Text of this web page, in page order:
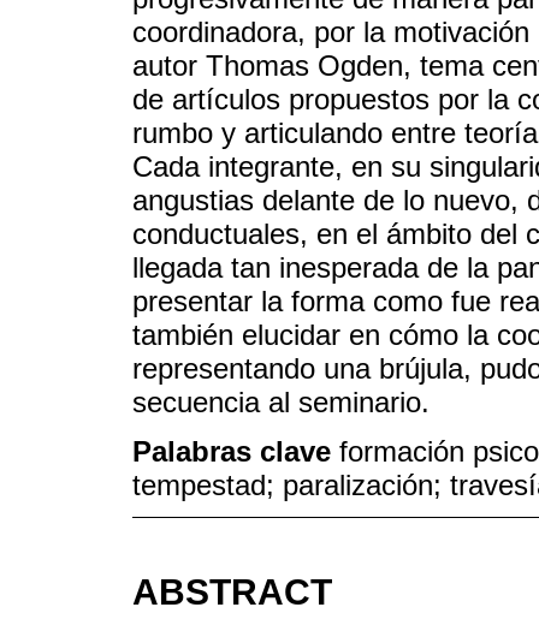
coordinadora, por la
autor Thomas Ogden, tema
de artículos propuestos por la
rumbo y articulando entre
Cada integrante, en su
angustias delante de lo nuevo,
conductuales, en el ámbito del
llegada tan inesperada de la
presentar la forma como fue
también elucidar en cómo la
representando una brújula,
secuencia al seminario.
Palabras clave formación
tempestad; paralización;
ABSTRACT